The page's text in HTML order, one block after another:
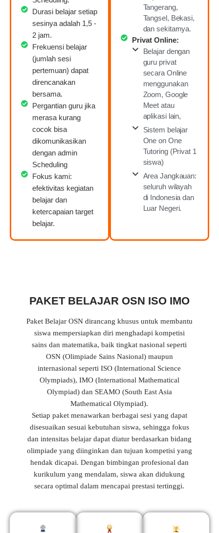
Durasi belajar setiap
sesinya adalah 1,5 -
2 jam.
Frekuensi belajar
(jumlah sesi
pertemuan) dapat
direncanakan
bersama.
Pergantian guru jika
merasa kurang
cocok bisa
dikomunikasikan
dengan admin
Scheduling
Fokus kami:
efektivitas kegiatan
belajar dan
ketercapaian target
belajar.
Tangerang,
Tangsel, Bekasi,
dan sekitarnya.
Privat Online:
Belajar dengan
guru privat
secara Online
menggunakan
Zoom, Google
Meet atau
aplikasi lain,
Sistem belajar
One on One
Tutoring (Privat 1
siswa)
Area Jangkauan:
seluruh wilayah
di Indonesia dan
Luar Negeri.
PAKET BELAJAR OSN ISO IMO
Paket Belajar OSN dirancang khusus untuk membantu
siswa mempersiapkan diri menghadapi kompetisi
sains dan matematika, baik tingkat nasional seperti
OSN (Olimpiade Sains Nasional) maupun
internasional seperti ISO (International Science
Olympiads), IMO (International Mathematical
Olympiad) dan SEAMO (South East Asia
Mathematical Olympiad).
Setiap paket menawarkan berbagai sesi yang dapat
disesuaikan sesuai kebutuhan siswa, sehingga fokus
dan intensitas belajar dapat diatur berdasarkan bidang
olimpiade yang diinginkan dan tujuan kompetisi yang
hendak dicapai. Dengan bimbingan profesional dan
kurikulum yang mendalam, siswa akan didukung
secara optimal dalam mencapai prestasi tertinggi.